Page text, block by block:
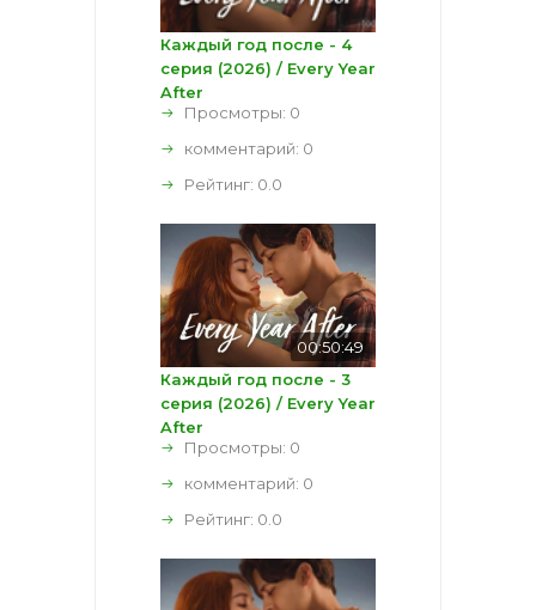
Каждый год после - 4
серия (2026) / Every Year
After
Просмотры: 0
комментарий: 0
Рейтинг: 0.0
00:50:49
Каждый год после - 3
серия (2026) / Every Year
After
Просмотры: 0
комментарий: 0
Рейтинг: 0.0